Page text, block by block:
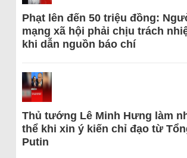
Phạt lên đến 50 triệu đồng:
mạng xã hội phải chịu trách
khi dẫn nguồn báo chí
Thủ tướng Lê Minh Hưng làm
thể khi xin ý kiến chỉ đạo từ
Putin